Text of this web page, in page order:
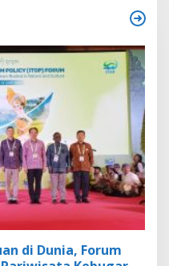
di Dunia, Forum